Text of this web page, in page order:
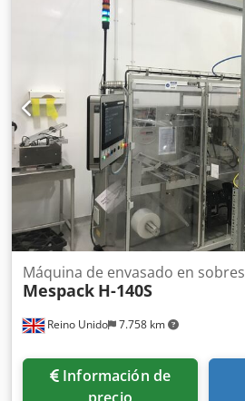
Reino Unido 7.758 km
Máquina de envasado en sobres
Mespack H-140S
Información de